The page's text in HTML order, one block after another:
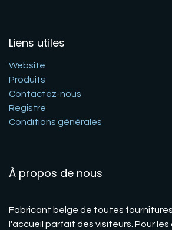
Liens utiles
Website
Produits
Contactez-nous
Registre
Conditions générales
À propos de nous
Fabricant belge de toutes
l'accueil parfait des visiteurs. Pour